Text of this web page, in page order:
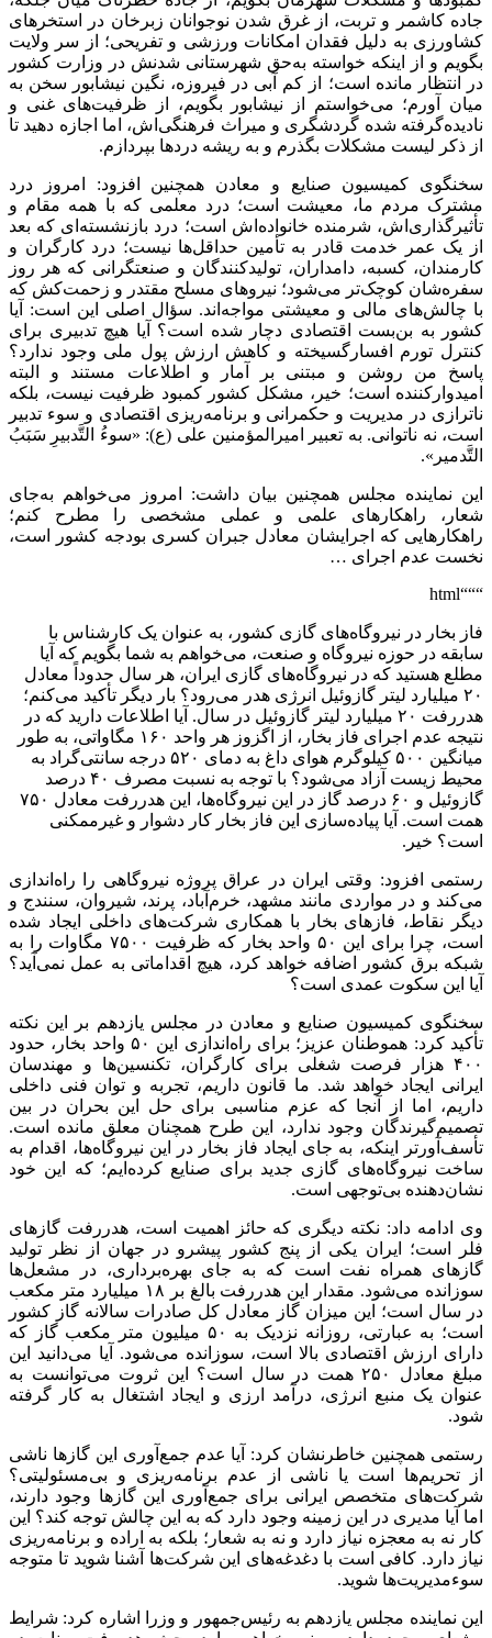
جاده کاشمر و تربت، از غرق شدن نوجوانان زبرخان در استخرهای
کشاورزی به دلیل فقدان امکانات ورزشی و تفریحی؛ از سر ولایت
بگویم و از اینکه خواسته به‌حق شهرستانی شدنش در وزارت کشور
در انتظار مانده است؛ از کم آبی در فیروزه، نگین نیشابور سخن به
میان آورم؛ می‌خواستم از نیشابور بگویم، از ظرفیت‌های غنی و
نادیده‌گرفته شده گردشگری و میراث فرهنگی‌اش، اما اجازه دهید تا
از ذکر لیست مشکلات بگذرم و به ریشه دردها بپردازم.
سخنگوی کمیسیون صنایع و معادن همچنین افزود: امروز درد
مشترک مردم ما، معیشت است؛ درد معلمی که با همه مقام و
تأثیرگذاری‌اش، شرمنده خانواده‌اش است؛ درد بازنشسته‌ای که بعد
از یک عمر خدمت قادر به تأمین حداقل‌ها نیست؛ درد کارگران و
کارمندان، کسبه، دامداران، تولیدکنندگان و صنعتگرانی که هر روز
سفره‌شان کوچک‌تر می‌شود؛ نیروهای مسلح مقتدر و زحمت‌کش که
با چالش‌های مالی و معیشتی مواجه‌اند. سؤال اصلی این است: آیا
کشور به بن‌بست اقتصادی دچار شده است؟ آیا هیچ تدبیری برای
کنترل تورم افسارگسیخته و کاهش ارزش پول ملی وجود ندارد؟
پاسخ من روشن و مبتنی بر آمار و اطلاعات مستند و البته
امیدوارکننده است؛ خیر، مشکل کشور کمبود ظرفیت نیست، بلکه
ناترازی در مدیریت و حکمرانی و برنامه‌ریزی اقتصادی و سوء تدبیر
است، نه ناتوانی. به تعبیر امیرالمؤمنین علی (ع): «سوءُ التَّدبیرِ سَبَبُ
التَّدمیر».
این نماینده مجلس همچنین بیان داشت: امروز می‌خواهم به‌جای
شعار، راهکارهای علمی و عملی مشخصی را مطرح کنم؛
راهکارهایی که اجرایشان معادل جبران کسری بودجه کشور است،
نخست عدم اجرای …
“““html
فاز بخار در نیروگاه‌های گازی کشور، به عنوان یک کارشناس با
سابقه در حوزه نیروگاه و صنعت، می‌خواهم به شما بگویم که آیا
مطلع هستید که در نیروگاه‌های گازی ایران، هر سال حدوداً معادل
۲۰ میلیارد لیتر گازوئیل انرژی هدر می‌رود؟ بار دیگر تأکید می‌کنم؛
هدررفت ۲۰ میلیارد لیتر گازوئیل در سال. آیا اطلاعات دارید که در
نتیجه عدم اجرای فاز بخار، از اگزوز هر واحد ۱۶۰ مگاواتی، به طور
میانگین ۵۰۰ کیلوگرم هوای داغ به دمای ۵۲۰ درجه سانتی‌گراد به
محیط زیست آزاد می‌شود؟ با توجه به نسبت مصرف ۴۰ درصد
گازوئیل و ۶۰ درصد گاز در این نیروگاه‌ها، این هدررفت معادل ۷۵۰
همت است. آیا پیاده‌سازی این فاز بخار کار دشوار و غیرممکنی
است؟ خیر.
رستمی افزود: وقتی ایران در عراق پروژه نیروگاهی را راه‌اندازی
می‌کند و در مواردی مانند مشهد، خرم‌آباد، پرند، شیروان، سنندج و
دیگر نقاط، فازهای بخار با همکاری شرکت‌های داخلی ایجاد شده
است، چرا برای این ۵۰ واحد بخار که ظرفیت ۷۵۰۰ مگاوات را به
شبکه برق کشور اضافه خواهد کرد، هیچ اقداماتی به عمل نمی‌آید؟
آیا این سکوت عمدی است؟
سخنگوی کمیسیون صنایع و معادن در مجلس یازدهم بر این نکته
تأکید کرد: هموطنان عزیز؛ برای راه‌اندازی این ۵۰ واحد بخار، حدود
۴۰۰ هزار فرصت شغلی برای کارگران، تکنسین‌ها و مهندسان
ایرانی ایجاد خواهد شد. ما قانون داریم، تجربه و توان فنی داخلی
داریم، اما از آنجا که عزم مناسبی برای حل این بحران در بین
تصمیم‌گیرندگان وجود ندارد، این طرح همچنان معلق مانده است.
تأسف‌آورتر اینکه، به جای ایجاد فاز بخار در این نیروگاه‌ها، اقدام به
ساخت نیروگاه‌های گازی جدید برای صنایع کرده‌ایم؛ که این خود
نشان‌دهنده بی‌توجهی است.
وی ادامه داد: نکته دیگری که حائز اهمیت است، هدررفت گازهای
فلر است؛ ایران یکی از پنج کشور پیشرو در جهان از نظر تولید
گازهای همراه نفت است که به جای بهره‌برداری، در مشعل‌ها
سوزانده می‌شود. مقدار این هدررفت بالغ بر ۱۸ میلیارد متر مکعب
در سال است؛ این میزان گاز معادل کل صادرات سالانه گاز کشور
است؛ به عبارتی، روزانه نزدیک به ۵۰ میلیون متر مکعب گاز که
دارای ارزش اقتصادی بالا است، سوزانده می‌شود. آیا می‌دانید این
مبلغ معادل ۲۵۰ همت در سال است؟ این ثروت می‌توانست به
عنوان یک منبع انرژی، درآمد ارزی و ایجاد اشتغال به کار گرفته
شود.
رستمی همچنین خاطرنشان کرد: آیا عدم جمع‌آوری این گازها ناشی
از تحریم‌ها است یا ناشی از عدم برنامه‌ریزی و بی‌مسئولیتی؟
شرکت‌های متخصص ایرانی برای جمع‌آوری این گازها وجود دارند،
اما آیا مدیری در این زمینه وجود دارد که به این چالش توجه کند؟ این
کار نه به معجزه نیاز دارد و نه به شعار؛ بلکه به اراده و برنامه‌ریزی
نیاز دارد. کافی است با دغدغه‌های این شرکت‌ها آشنا شوید تا متوجه
سوءمدیریت‌ها شوید.
این نماینده مجلس یازدهم به رئیس‌جمهور و وزرا اشاره کرد: شرایط